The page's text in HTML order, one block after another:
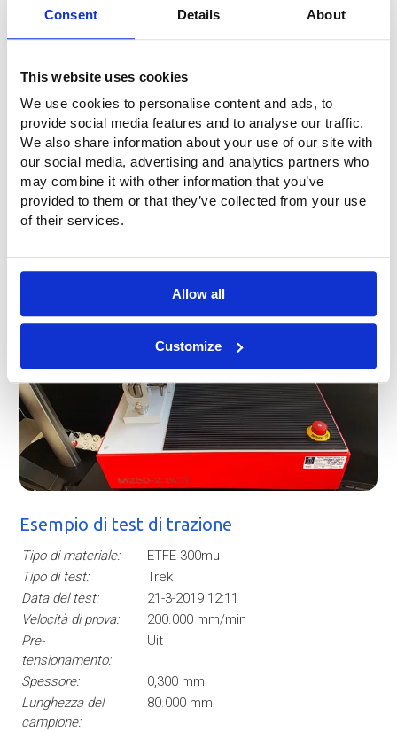
Consent Details About
This website uses cookies
We use cookies to personalise content and ads, to
provide social media features and to analyse our traffic.
We also share information about your use of our site with
our social media, advertising and analytics partners who
may combine it with other information that you’ve
provided to them or that they’ve collected from your use
of their services.
Allow all
Customize
Esempio di test di trazione
Tipo di materiale:
ETFE 300mu
Tipo di test:
Trek
Data del test:
21-3-2019 12:11
Velocità di prova:
200.000 mm/min
Pre-
tensionamento:
Uit
Spessore:
0,300 mm
Lunghezza del
campione:
80.000 mm